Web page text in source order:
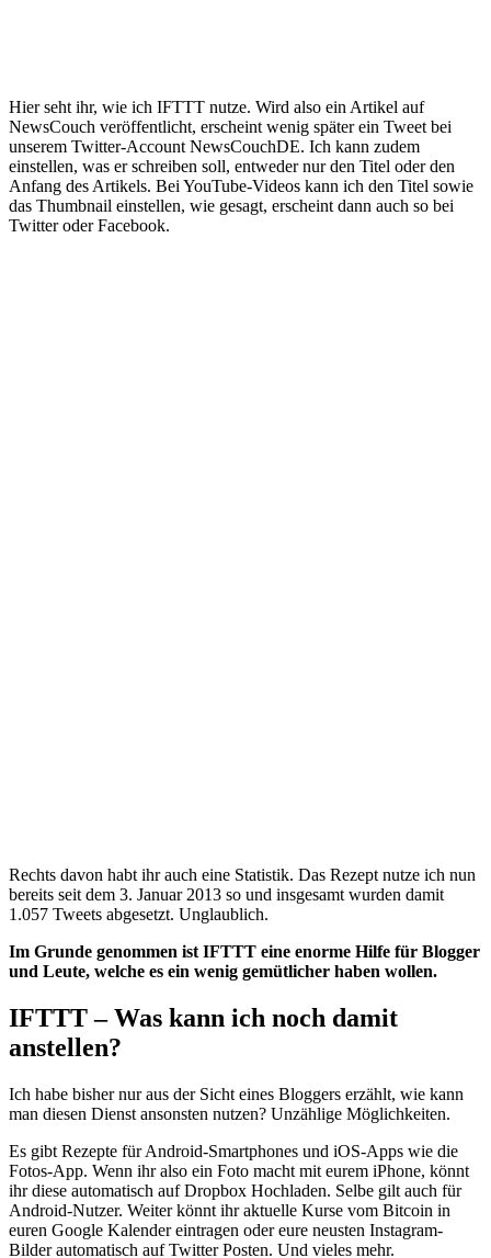
Hier seht ihr, wie ich IFTTT nutze. Wird also ein Artikel auf
NewsCouch veröffentlicht, erscheint wenig später ein Tweet bei
unserem Twitter-Account NewsCouchDE. Ich kann zudem
einstellen, was er schreiben soll, entweder nur den Titel oder den
Anfang des Artikels. Bei YouTube-Videos kann ich den Titel sowie
das Thumbnail einstellen, wie gesagt, erscheint dann auch so bei
Twitter oder Facebook.
Rechts davon habt ihr auch eine Statistik. Das Rezept nutze ich nun
bereits seit dem 3. Januar 2013 so und insgesamt wurden damit
1.057 Tweets abgesetzt. Unglaublich.
Im Grunde genommen ist IFTTT eine enorme Hilfe für Blogger
und Leute, welche es ein wenig gemütlicher haben wollen.
IFTTT – Was kann ich noch damit
anstellen?
Ich habe bisher nur aus der Sicht eines Bloggers erzählt, wie kann
man diesen Dienst ansonsten nutzen? Unzählige Möglichkeiten.
Es gibt Rezepte für Android-Smartphones und iOS-Apps wie die
Fotos-App. Wenn ihr also ein Foto macht mit eurem iPhone, könnt
ihr diese automatisch auf Dropbox Hochladen. Selbe gilt auch für
Android-Nutzer. Weiter könnt ihr aktuelle Kurse vom Bitcoin in
euren Google Kalender eintragen oder eure neusten Instagram-
Bilder automatisch auf Twitter Posten. Und vieles mehr.